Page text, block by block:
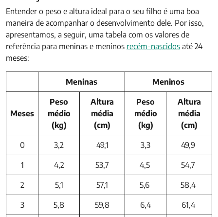
Entender o peso e altura ideal para o seu filho é uma boa
maneira de acompanhar o desenvolvimento dele. Por isso,
apresentamos, a seguir, uma tabela com os valores de
referência para meninas e meninos recém-nascidos até 24
meses:
Meninas Meninos
Meses
Peso
médio
(kg)
Altura
média
(cm)
Peso
médio
(kg)
Altura
média
(cm)
0 3,2 49,1 3,3 49,9
1 4,2 53,7 4,5 54,7
2 5,1 57,1 5,6 58,4
3 5,8 59,8 6,4 61,4